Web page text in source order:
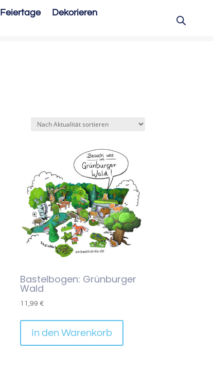
Feiertage
Dekorieren
Bastelbogen: Grünburger
Wald
11,99€
In den Warenkorb